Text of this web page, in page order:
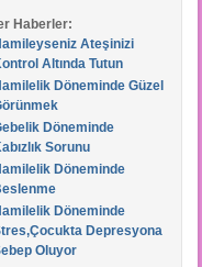
Haberler:
Ateşinizi
Altında Tutun
Döneminde Güzel
Döneminde
Sorunu
Döneminde
Döneminde
Depresyona
Oluyor